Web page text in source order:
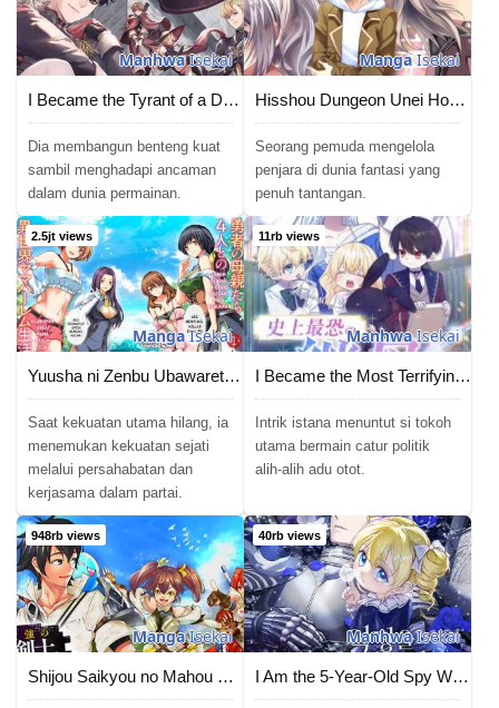
ManhwaIsekai
I Became the Tyrant of a Defense Game
Dia membangun benteng kuat
sambil menghadapi ancaman
dalam dunia permainan.
MangaIsekai
Hisshou Dungeon Unei Houhou
Seorang pemuda mengelola
penjara di dunia fantasi yang
penuh tantangan.
2.5jt views
MangaIsekai
Yuusha ni Zenbu Ubawareta Ore wa Yuusha no Hahaoya to Party wo Kumimashita!
Saat kekuatan utama hilang, ia
menemukan kekuatan sejati
melalui persahabatan dan
kerjasama dalam partai.
11rb views
ManhwaIsekai
I Became the Most Terrifying Stepmother in History?!
Intrik istana menuntut si tokoh
utama bermain catur politik
alih-alih adu otot.
948rb views
MangaIsekai
Shijou Saikyou no Mahou Kenshi, F Rank Boukensha ni Tensei Suru
40rb views
ManhwaIsekai
I Am the 5-Year-Old Spy Who Kidnapped the Villain